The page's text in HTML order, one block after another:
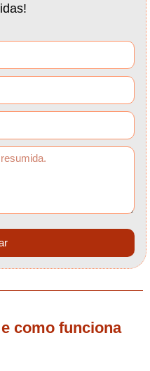
como funciona